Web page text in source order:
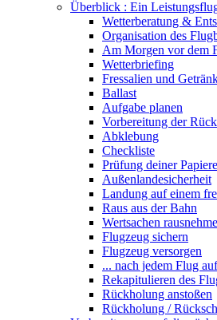
Überblick : Ein
Wetterberatung &
Organisation des
Am Morgen vor dem
Wetterbriefing
Fressalien und
Ballast
Aufgabe planen
Vorbereitung der
Abklebung
Checkliste
Prüfung deiner Papiere
Außenlandesicherheit
Landung auf einem
Raus aus der Bahn
Wertsachen
Flugzeug sichern
Flugzeug versorgen
... nach jedem Flug
Rekapitulieren des
Rückholung anstoßen
Rückholung /